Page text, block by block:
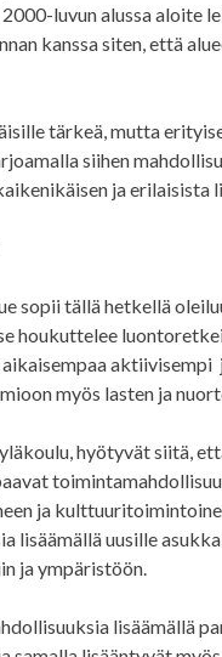
luvun alussa aloite
kanssa siten, että
tärkeä, mutta
siihen
ja
sopii tällä hetkellä
houkuttelee
myös lasten ja
hyötyvät siitä,
ja
lisäämällä uusille
ja ympäristöön.
lisäämällä